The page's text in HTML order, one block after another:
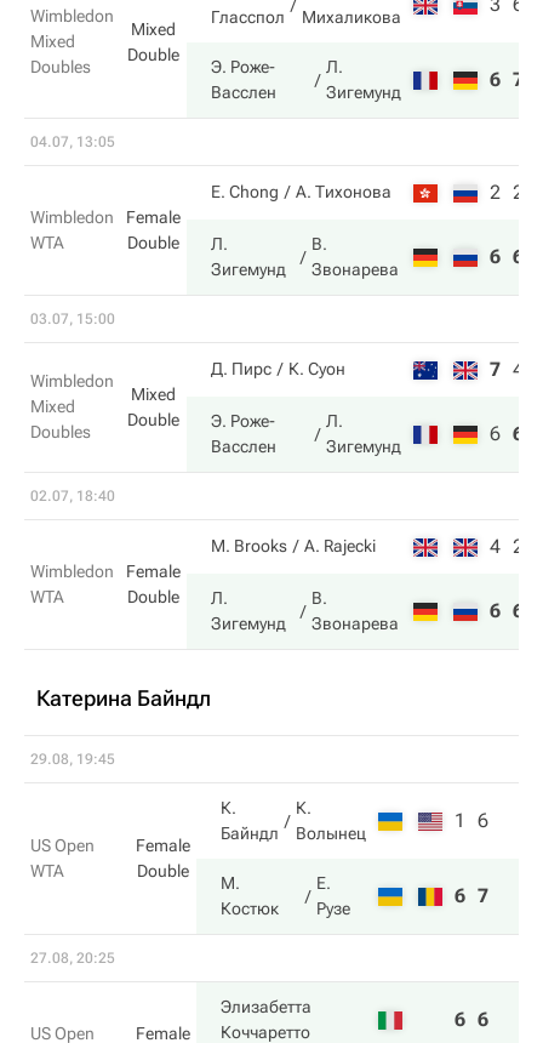
Wimbledon
Mixed
Doubles
Mixed
Double
Гласспол
Михаликова
Э. Роже-
Васслен
Л.
Зигемунд
6 7
04.07, 13:05
Wimbledon
WTA
Female
Double
E. Chong А. Тихонова 2 2
Л.
Зигемунд
В.
Звонарева
6 6
03.07, 15:00
Wimbledon
Mixed
Doubles
Mixed
Double
Д. Пирс К. Суон 7 4
Э. Роже-
Васслен
Л.
Зигемунд
6 6
02.07, 18:40
Wimbledon
WTA
Female
Double
M. Brooks A. Rajecki 4 2
Л.
Зигемунд
В.
Звонарева
6 6
Катерина Байндл
29.08, 19:45
US Open
WTA
Female
Double
К.
Байндл
К.
Волынец
1 6
М.
Костюк
Е.
Рузе
6 7
27.08, 20:25
US Open Female
Элизабетта
Коччаретто
6 6